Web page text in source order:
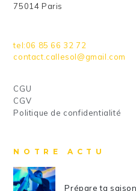
75014 Paris
tel:06 85 66 32 72
contact.callesol@gmail.com
CGU
CGV
Politique de confidentialité
NOTRE ACTU
Prépare ta